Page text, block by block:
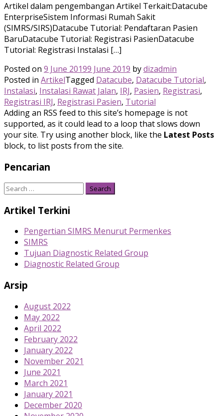
Artikel dalam pengembangan Artikel Terkait:Datacube
EnterpriseSistem Informasi Rumah Sakit
(SIMRS/SIRS)Datacube Tutorial: Pendaftaran Pasien
BaruDatacube Tutorial: Registrasi PasienDatacube
Tutorial: Registrasi Instalasi […]
Posted on 9 June 20199 June 2019 bydizadmin
Posted in ArtikelTagged Datacube, Datacube Tutorial,
Instalasi, Instalasi Rawat Jalan, IRJ, Pasien, Registrasi,
Registrasi IRJ, Registrasi Pasien, Tutorial
Adding an RSS feed to this site’s homepage is not
supported, as it could lead to a loop that slows down
your site. Try using another block, like the Latest Posts
block, to list posts from the site.
Pencarian
Search
Artikel Terkini
Pengertian SIMRS Menurut Permenkes
SIMRS
Tujuan Diagnostic Related Group
Diagnostic Related Group
Arsip
August 2022
May 2022
April 2022
February 2022
January 2022
November 2021
June 2021
March 2021
January 2021
December 2020